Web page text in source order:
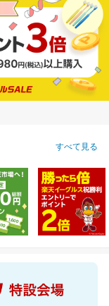
すべて見る